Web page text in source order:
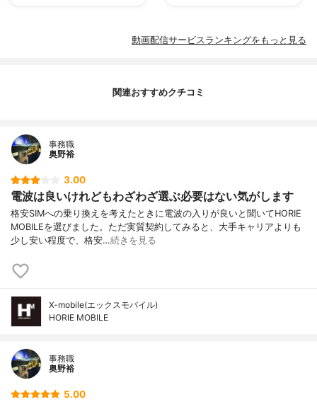
動画配信サービスランキングをもっと見る
関連おすすめクチコミ
事務職
奥野裕
3.00
電波は良いけれどもわざわざ選ぶ必要はない気がします
格安SIMへの乗り換えを考えたときに電波の入りが良いと聞いてHORIE
MOBILEを選びました。ただ実質契約してみると、大手キャリアよりも
少し安い程度で、格安…続きを見る
X-mobile(エックスモバイル)
HORIE MOBILE
事務職
奥野裕
5.00